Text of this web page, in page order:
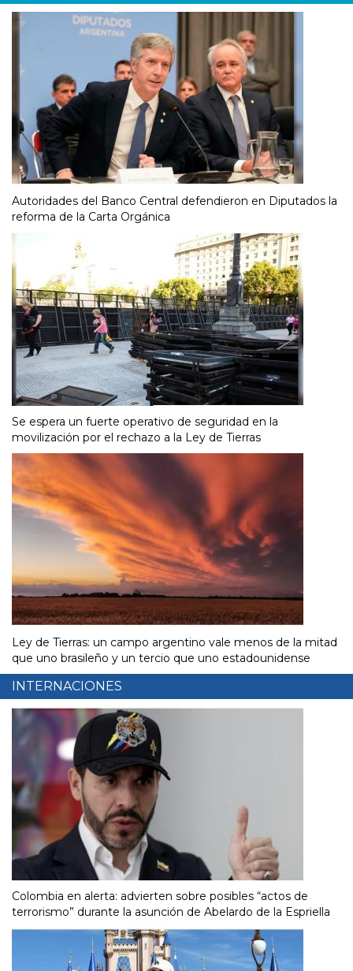
Autoridades del Banco Central defendieron en Diputados la
reforma de la Carta Orgánica
Se espera un fuerte operativo de seguridad en la
movilización por el rechazo a la Ley de Tierras
Ley de Tierras: un campo argentino vale menos de la mitad
que uno brasileño y un tercio que uno estadounidense
INTERNACIONES
Colombia en alerta: advierten sobre posibles “actos de
terrorismo” durante la asunción de Abelardo de la Espriella